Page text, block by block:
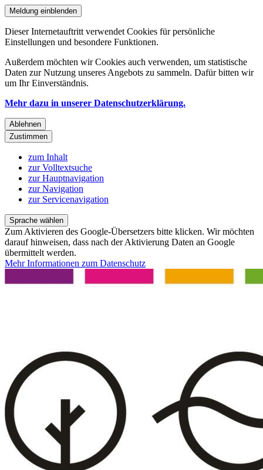
Meldung einblenden
Dieser Internetauftritt verwendet Cookies für persönliche
Einstellungen und besondere Funktionen.
Außerdem möchten wir Cookies auch verwenden, um statistische
Daten zur Nutzung unseres Angebots zu sammeln. Dafür bitten wir
um Ihr Einverständnis.
Mehr dazu in unserer Datenschutzerklärung.
Ablehnen
Zustimmen
zum Inhalt
zur Volltextsuche
zur Hauptnavigation
zur Navigation
zur Servicenavigation
Sprache wählen
Zum Aktivieren des Google-Übersetzers bitte klicken. Wir möchten
darauf hinweisen, dass nach der Aktivierung Daten an Google
übermittelt werden.
Mehr Informationen zum Datenschutz